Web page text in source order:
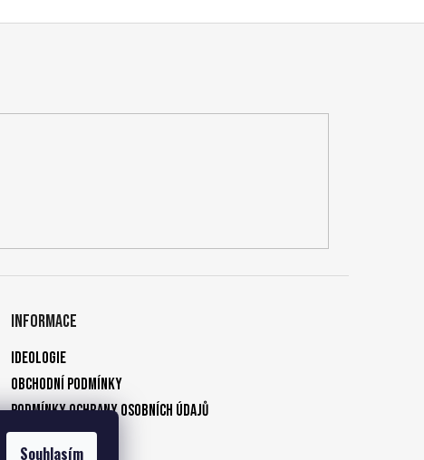
Souhlasím
Informace
Ideologie
Obchodní podmínky
Podmínky ochrany osobních údajů
Kontakty